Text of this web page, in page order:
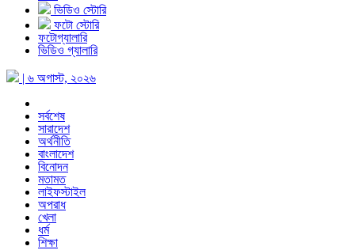
ভিডিও স্টোরি
ফটো স্টোরি
ফটোগ্যালারি
ভিডিও গ্যালারি
| ৬ অগাস্ট, ২০২৬
সর্বশেষ
সারাদেশ
অর্থনীতি
বাংলাদেশ
বিনোদন
মতামত
লাইফস্টাইল
অপরাধ
খেলা
ধর্ম
শিক্ষা